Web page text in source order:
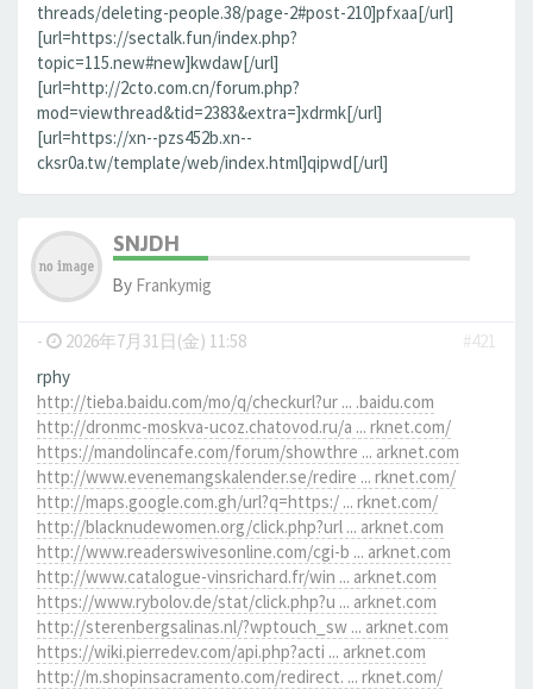
threads/deleting-people.38/page-2#post-210]pfxaa[/url]
[url=https://sectalk.fun/index.php?
topic=115.new#new]kwdaw[/url]
[url=http://2cto.com.cn/forum.php?
mod=viewthread&tid=2383&extra=]xdrmk[/url]
[url=https://xn--pzs452b.xn--
cksr0a.tw/template/web/index.html]qipwd[/url]
SNJDH
By Frankymig
- 2026年7月31日(金) 11:58
#421
rphy
http://tieba.baidu.com/mo/q/checkurl?ur ... .baidu.com
http://dronmc-moskva-ucoz.chatovod.ru/a ... rknet.com/
https://mandolincafe.com/forum/showthre ... arknet.com
http://www.evenemangskalender.se/redire ... rknet.com/
http://maps.google.com.gh/url?q=https:/ ... rknet.com/
http://blacknudewomen.org/click.php?url ... arknet.com
http://www.readerswivesonline.com/cgi-b ... arknet.com
http://www.catalogue-vinsrichard.fr/win ... arknet.com
https://www.rybolov.de/stat/click.php?u ... arknet.com
http://sterenbergsalinas.nl/?wptouch_sw ... arknet.com
https://wiki.pierredev.com/api.php?acti ... arknet.com
http://m.shopinsacramento.com/redirect. ... rknet.com/